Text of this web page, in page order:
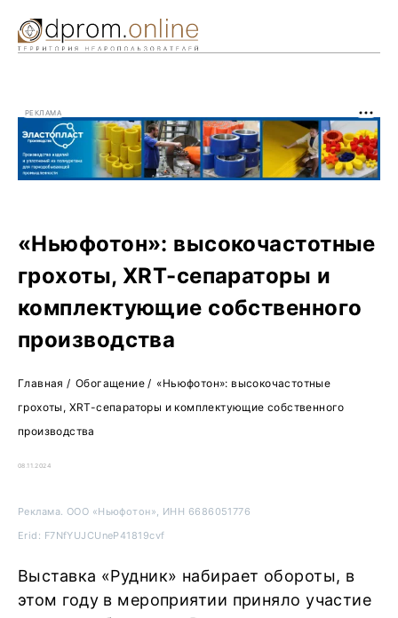
РЕКЛАМА
«Ньюфотон»: высокочастотные
грохоты, XRT-сепараторы и
комплектующие собственного
производства
Главная / Обогащение/ «Ньюфотон»: высокочастотные
грохоты, XRT-сепараторы и комплектующие собственного
производства
08.11.2024
Реклама. ООО «Ньюфотон», ИНН 6686051776
Erid: F7NfYUJCUneP41819cvf
Выставка «Рудник» набирает обороты, в
этом году в мероприятии приняло участие